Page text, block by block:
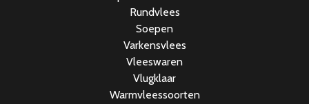
Rundvlees
Soepen
Varkensvlees
Vleeswaren
Vlugklaar
Warmvleessoorten